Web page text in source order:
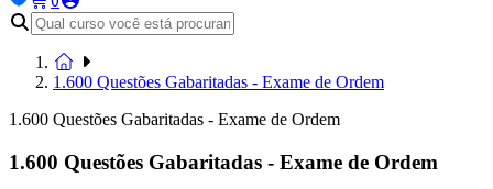
1.600 Questões Gabaritadas - Exame de Ordem
1.600 Questões Gabaritadas - Exame de Ordem
1.600 Questões Gabaritadas - Exame de Ordem